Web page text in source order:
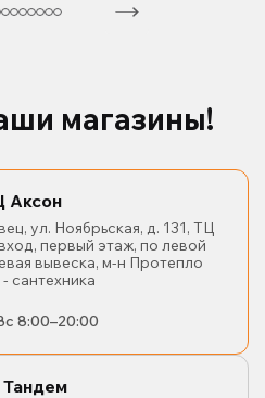
магазины!
Аксон
ул. Ноябрьская, д. 131, ТЦ
первый этаж, по левой
вывеска, м-н Протепло
сантехника
8:00–20:00